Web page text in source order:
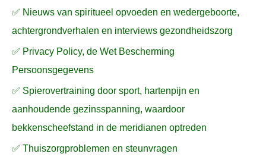
✅ Nieuws van spiritueel opvoeden en wedergeboorte,
achtergrondverhalen en interviews gezondheidszorg
✅ Privacy Policy, de Wet Bescherming
Persoonsgegevens
✅ Spierovertraining door sport, hartenpijn en
aanhoudende gezinsspanning, waardoor
bekkenscheefstand in de meridianen optreden
✅ Thuiszorgproblemen en steunvragen